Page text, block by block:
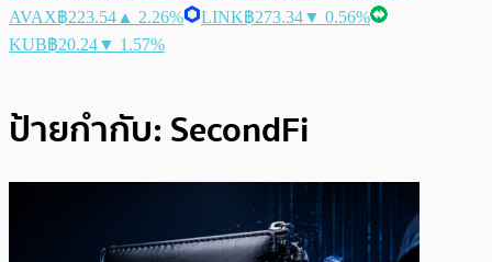
AVAX฿223.54 ▲ 2.26% LINK฿273.34▼ 0.56%
KUB฿20.24▼ 1.57%
ป้ายกำกับ: SecondFi